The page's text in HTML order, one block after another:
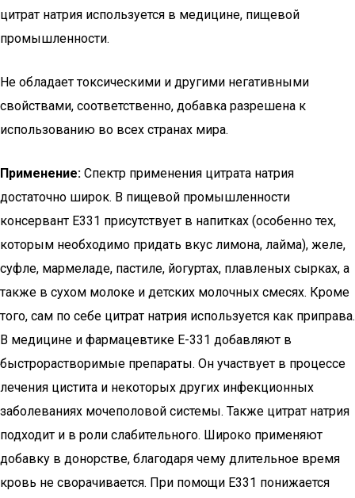
цитрат натрия используется в медицине, пищевой
промышленности.
Не обладает токсическими и другими негативными
свойствами, соответственно, добавка разрешена к
использованию во всех странах мира.
Применение: Спектр применения цитрата натрия
достаточно широк. В пищевой промышленности
консервант Е331 присутствует в напитках (особенно тех,
которым необходимо придать вкус лимона, лайма), желе,
суфле, мармеладе, пастиле, йогуртах, плавленых сырках, а
также в сухом молоке и детских молочных смесях. Кроме
того, сам по себе цитрат натрия используется как приправа.
В медицине и фармацевтике Е-331 добавляют в
быстрорастворимые препараты. Он участвует в процессе
лечения цистита и некоторых других инфекционных
заболеваниях мочеполовой системы. Также цитрат натрия
подходит и в роли слабительного. Широко применяют
добавку в донорстве, благодаря чему длительное время
кровь не сворачивается. При помощи Е331 понижается